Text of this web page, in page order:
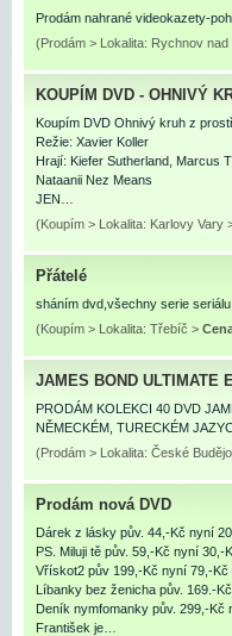
Prodám nahrané videokazety-
(Prodám > Lokalita: Rychnov nad
KOUPÍM DVD - OHNIVÝ
Koupím DVD Ohnivý kruh z
Režie: Xavier Koller
Hrají: Kiefer Sutherland, Marcus
Nataanii Nez Means
JEN…
(Koupím > Lokalita: Karlovy Vary
Přátelé
sháním dvd,všechny serie
(Koupím > Lokalita: Třebíč >
JAMES BOND ULTIMATE
PRODÁM KOLEKCI 40 DVD
NĚMECKÉM, TURECKÉM
(Prodám > Lokalita: České
Prodám nová DVD
Dárek z lásky pův. 44,-Kč nyní
PS. Miluji tě pův. 59,-Kč nyní 30,-
Vřískot2 pův 199,-Kč nyní 79,-Kč
Líbanky bez ženicha pův. 169.-
Deník nymfomanky pův. 299,-Kč
František je…